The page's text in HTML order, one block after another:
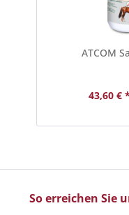
ATCOM
43,60 €
So erreichen Sie